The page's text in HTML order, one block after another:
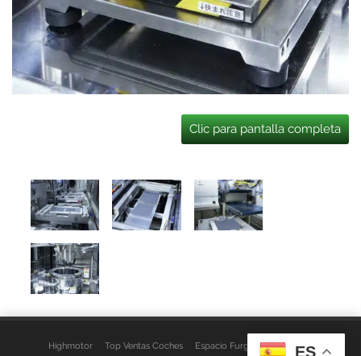
Clic para pantalla completa
Highmotor Top Ventas Coches Espacio Furgo Aviso Legal
ES